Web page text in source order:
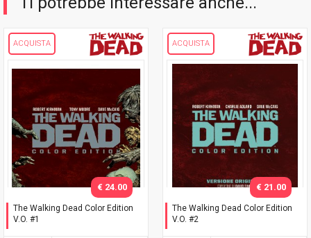
ACQUISTA
The Walking Dead Color Edition
V.O. #1
€ 24.00
ACQUISTA
The Walking Dead Color Edition
V.O. #2
€ 21.00